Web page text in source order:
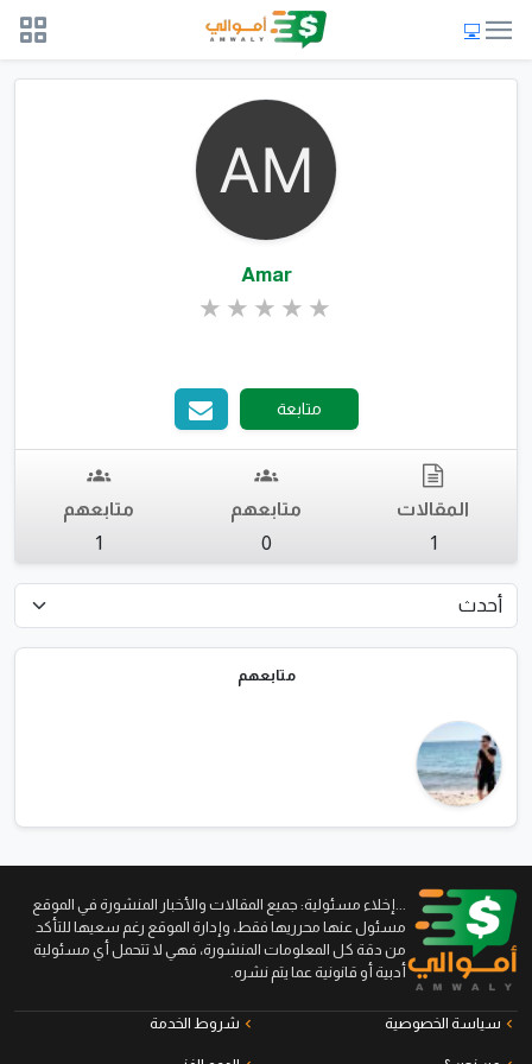
Amar
متابعة
المقالات
1
متابعهم
0
متابعهم
1
متابعهم
...إخلاء مسئولية: جميع المقالات والأخبار المنشورة في الموقع
مسئول عنها محرريها فقط، وإدارة الموقع رغم سعيها للتأكد
من دقة كل المعلومات المنشورة، فهي لا تتحمل أي مسئولية
أدبية أو قانونية عما يتم نشره.
سياسة الخصوصية شروط الخدمة